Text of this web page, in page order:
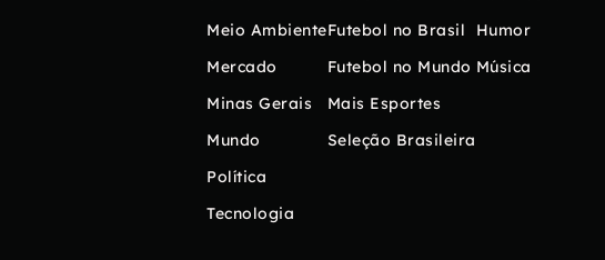
Meio Ambiente
Mercado
Minas Gerais
Mundo
Política
Tecnologia
Futebol no Brasil
Futebol no Mundo
Mais Esportes
Seleção Brasileira
Humor
Música